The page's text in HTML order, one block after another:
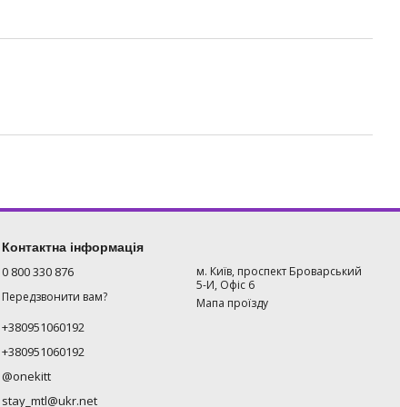
Контактна інформація
0 800 330 876
Передзвонити вам?
+380951060192
+380951060192
@onekitt
stay_mtl@ukr.net
м. Київ, проспект Броварський
5-И, Офіс 6
Мапа проїзду